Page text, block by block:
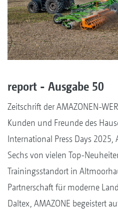
report - Ausgabe 50
Zeitschrift der AMAZONEN-
Kunden und Freunde des
International Press Days 2025,
Sechs von vielen Top-
Trainingsstandort in
Partnerschaft für moderne
Daltex, AMAZONE begeistert